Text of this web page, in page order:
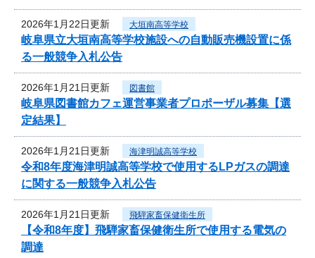
2026年1月22日更新 大垣南高等学校
岐阜県立大垣南高等学校施設への自動販売機設置に係
る一般競争入札公告
2026年1月21日更新 図書館
岐阜県図書館カフェ運営事業者プロポーザル募集【選
定結果】
2026年1月21日更新 海津明誠高等学校
令和8年度海津明誠高等学校で使用するLPガスの調達
に関する一般競争入札公告
2026年1月21日更新 飛騨家畜保健衛生所
【令和8年度】飛騨家畜保健衛生所で使用する電気の
調達